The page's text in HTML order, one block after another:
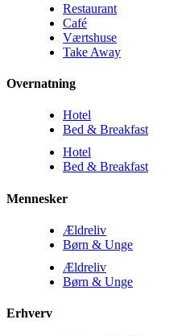
Restaurant
Café
Værtshuse
Take Away
Overnatning
Hotel
Bed & Breakfast
Hotel
Bed & Breakfast
Mennesker
Ældreliv
Børn & Unge
Ældreliv
Børn & Unge
Erhverv